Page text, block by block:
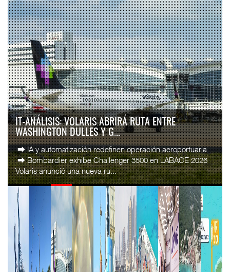
AMANAC, TREINTA Y NUEVE AÑOS NAVEGANDO EL
CAMBIO
La transformación del comercio marítimo mundial también
ha redefinido el papel del agente naviero en México. Lo que
durante décadas fue una actividad ...